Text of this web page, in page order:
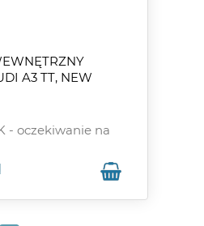
A3 TT, NEW
- oczekiwanie na